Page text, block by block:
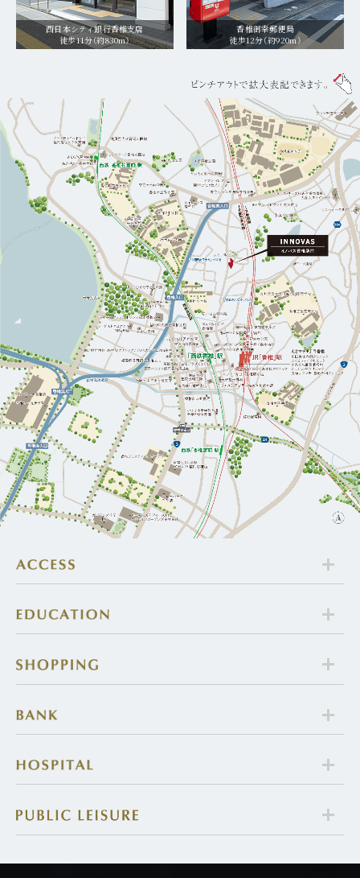
西日本シティ銀行香椎支店
徒歩11分（約830m）
香椎御幸郵便局
徒歩12分（約920m）